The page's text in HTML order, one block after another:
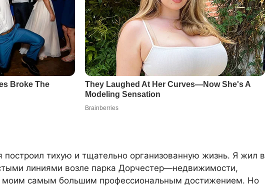
тихую и тщательно организованную жизнь. Я жил в
линиями возле парка Дорчестер—недвижимости,
моим самым большим профессиональным достижением. Но